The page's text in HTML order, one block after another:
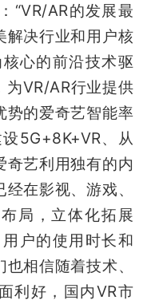
“VR/AR的发展最
解决行业和用户核
心的前沿技术驱
为VR/AR行业提供
势的爱奇艺智能率
5G+8K+VR、从
奇艺利用独有的内
在影视、游戏、
局，立体化拓展
户的使用时长和
相信随着技术、
利好，国内VR市